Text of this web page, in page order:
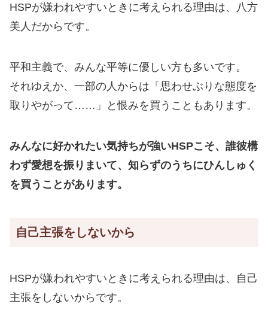
HSPが嫌われやすいときに考えられる理由は、八方
美人だからです。
平和主義で、みんな平等に優しい方も多いです。
それゆえか、一部の人からは「思わせぶりな態度を
取りやがって……」と恨みを買うこともあります。
みんなに好かれたい気持ちが強いHSPこそ、誰彼構
わず愛想を振りまいて、知らずのうちにひんしゅく
を買うことがあります。
自己主張をしないから
HSPが嫌われやすいときに考えられる理由は、自己
主張をしないからです。